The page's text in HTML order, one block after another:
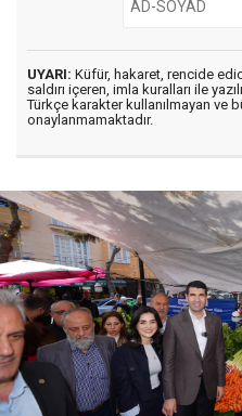
UYARI: Küfür, hakaret, rencide
saldırı içeren, imla kuralları ile
Türkçe karakter kullanılmayan ve
onaylanmamaktadır.